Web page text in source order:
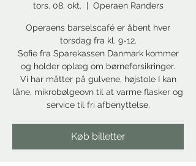
tors. 08. okt.
  |
Operaen Randers
Operaens barselscafé er åbent hver
torsdag fra kl. 9-12.
Sofie fra Sparekassen Danmark kommer
og holder oplæg om børneforsikringer.
Vi har måtter på gulvene, højstole I kan
låne, mikrobølgeovn til at varme flasker og
service til fri afbenyttelse.
Køb billetter